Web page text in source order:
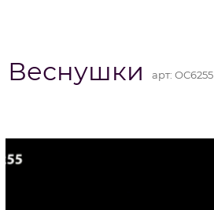
Веснушки арт: ОС6255